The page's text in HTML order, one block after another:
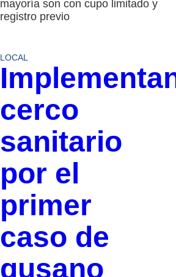
mayoría son con cupo limitado y
registro previo
LOCAL
cerco
sanitario
por el
primer
caso de
gusano